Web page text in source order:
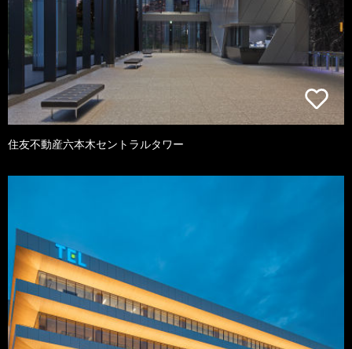
住友不動産六本木セントラルタワー